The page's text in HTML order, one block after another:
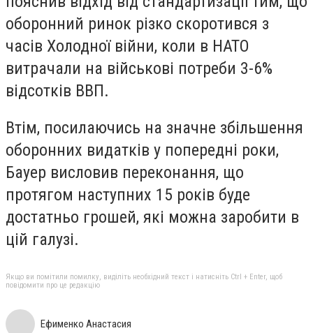
оборонний ринок різко скоротився з
часів Холодної війни, коли в НАТО
витрачали на військові потреби 3-6%
відсотків ВВП.
Втім, посилаючись на значне збільшення
оборонних видатків у попередні роки,
Бауер висловив переконання, що
протягом наступних 15 років буде
достатньо грошей, які можна заробити в
цій галузі.
Якщо ви помітили помилку, виділіть необхідний текст і натисніть Ctrl + Enter, щоб
повідомити про це редакцію
Ефименко Анастасия